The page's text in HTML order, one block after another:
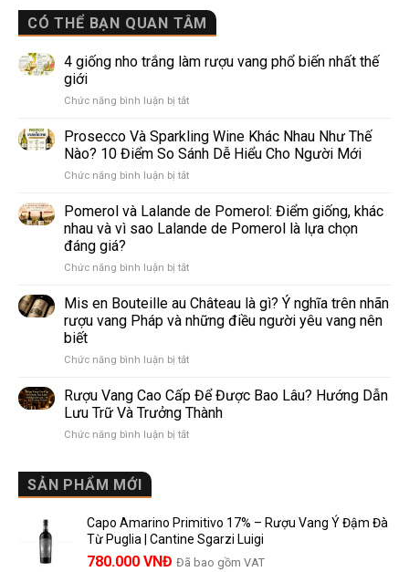
CÓ THỂ BẠN QUAN TÂM
4 giống nho trắng làm rượu vang phổ biến nhất thế
giới
Chức năng bình luận bị tắtở
giống
nho
trắng
làm
vang
phổ
thế
Prosecco Và Sparkling Wine Khác Nhau Như Thế
Nào? 10 Điểm So Sánh Dễ Hiểu Cho Người Mới
Chức năng bình luận bị tắtở
Và
Sparkling
Wine
Nhau
Thế
Nào?
So
Dễ
Hiểu
Người
Pomerol và Lalande de Pomerol: Điểm giống, khác
nhau và vì sao Lalande de Pomerol là lựa chọn
đáng giá?
Chức năng bình luận bị tắtở
và
Lalande
de
Điểm
khác
nhau
vì
lựa
chọn
đáng
Mis en Bouteille au Château là gì? Ý nghĩa trên nhãn
rượu vang Pháp và những điều người yêu vang nên
biết
Chức năng bình luận bị tắtở
en
Bouteille
au
Château
nhãn
rượu
vang
Rượu Vang Cao Cấp Để Được Bao Lâu? Hướng Dẫn
Lưu Trữ Và Trưởng Thành
Chức năng bình luận bị tắtở
Được
Bao
Lâu?
SẢN PHẨM MỚI
Capo Amarino Primitivo 17% – Rượu Vang Ý Đậm Đà
Từ Puglia | Cantine Sgarzi Luigi
Giá
780.000 VNĐ Giá
Đã bao gồm VAT